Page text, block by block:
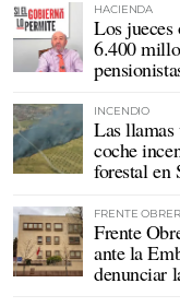
HACIENDA
Los jueces
6.400
INCENDIO
Las
coche
forestal en
FRENTE
Frente
ante la
denunciar